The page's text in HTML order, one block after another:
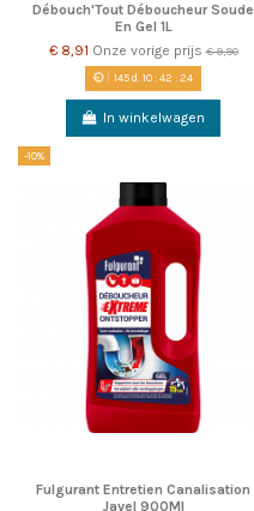
Débouch'Tout Déboucheur Soude
En Gel 1L
€ 8,91 Onze vorige prijs€ 9,90
145d. 10:42 :23
In winkelwagen
-10%
Fulgurant Entretien Canalisation
Javel 900Ml